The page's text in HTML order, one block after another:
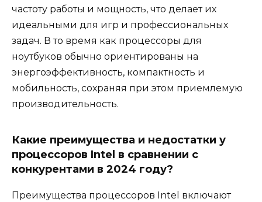
частоту работы и мощность, что делает их
идеальными для игр и профессиональных
задач. В то время как процессоры для
ноутбуков обычно ориентированы на
энергоэффективность, компактность и
мобильность, сохраняя при этом приемлемую
производительность.
Какие преимущества и недостатки у
процессоров Intel в сравнении с
конкурентами в 2024 году?
Преимущества процессоров Intel включают